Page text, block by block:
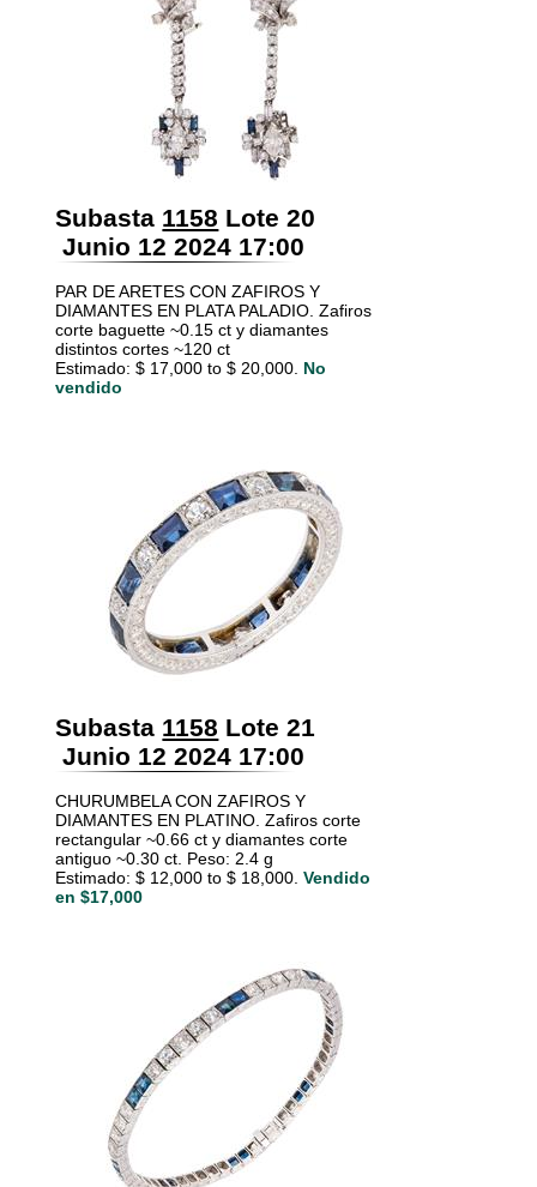
Subasta 1158 Lote 20
Junio 12 2024 17:00
PAR DE ARETES CON ZAFIROS Y
DIAMANTES EN PLATA PALADIO. Zafiros
corte baguette ~0.15 ct y diamantes
distintos cortes ~120 ct
Estimado: $ 17,000 to $ 20,000. No
vendido
Subasta 1158 Lote 21
Junio 12 2024 17:00
CHURUMBELA CON ZAFIROS Y
DIAMANTES EN PLATINO. Zafiros corte
rectangular ~0.66 ct y diamantes corte
antiguo ~0.30 ct. Peso: 2.4 g
Estimado: $ 12,000 to $ 18,000. Vendido
en $17,000